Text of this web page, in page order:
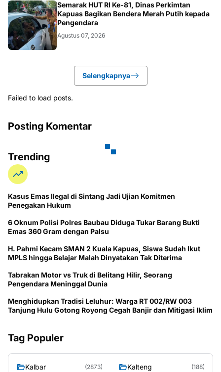
DAERAH
Semarak HUT RI Ke-81, Dinas Perkimtan
Kapuas Bagikan Bendera Merah Putih kepada
Pengendara
Agustus 07, 2026
Selengkapnya
Failed to load posts.
Posting Komentar
Trending
Kasus Emas Ilegal di Sintang Jadi Ujian Komitmen
Penegakan Hukum
6 Oknum Polisi Polres Baubau Diduga Tukar Barang Bukti
Emas 360 Gram dengan Palsu
H. Pahmi Kecam SMAN 2 Kuala Kapuas, Siswa Sudah Ikut
MPLS hingga Belajar Malah Dinyatakan Tak Diterima
Tabrakan Motor vs Truk di Belitang Hilir, Seorang
Pengendara Meninggal Dunia
Menghidupkan Tradisi Leluhur: Warga RT 002/RW 003
Tanjung Hulu Gotong Royong Cegah Banjir dan Mitigasi Iklim
Tag Populer
Kalbar (2873) Kalteng (188)